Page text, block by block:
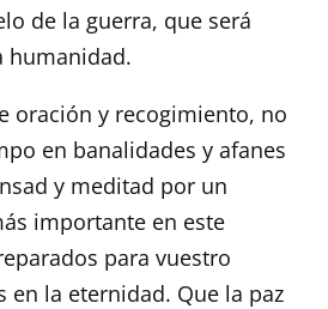
de la guerra, que será
humanidad.
oración y recogimiento, no
en banalidades y afanes
y meditad por un
importante en este
para vuestro
en la eternidad. Que la paz